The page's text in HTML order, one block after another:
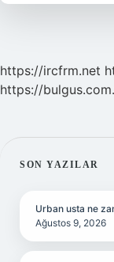
https://ircfrm.net
https://
SON YAZILAR
Urban usta ne
Ağustos 9, 2026